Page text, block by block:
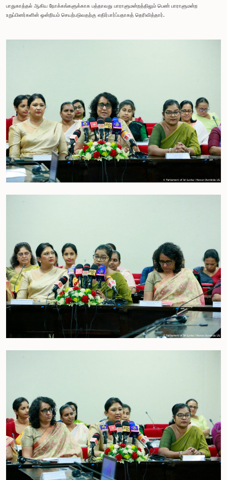
பாதுகாத்தல் ஆகிய நோக்கங்களுக்காக பத்தாவது பாராளுமன்றத்திலும் பெண் பாராளுமன்ற
உறுப்பினர்களின் ஒன்றியம் செயற்படுவதற்கு எதிர்பார்ப்பதாகத் தெரிவித்தார்.